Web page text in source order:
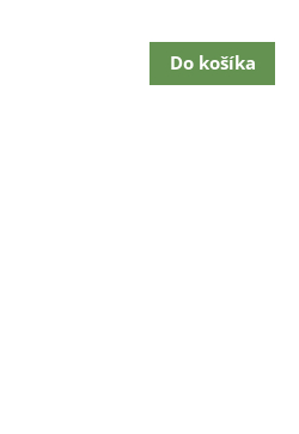
Do košíka